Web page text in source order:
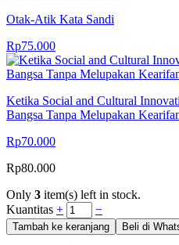
Otak-Atik Kata Sandi
Rp75.000
Ketika Social and Cultural
Bangsa Tanpa Melupakan
Rp70.000
Rp80.000
Only 3 item(s) left in stock.
Kuantitas + −
Tambah ke keranjang Beli di